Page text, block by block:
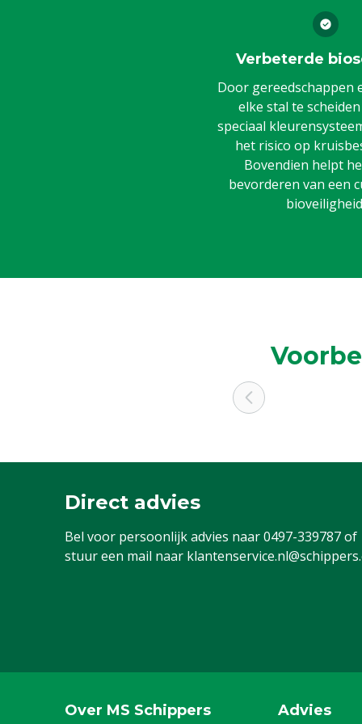
Verbeterde
Door gereedschappen
elke stal te
speciaal
het risico op
Bovendien helpt
bevorderen van een
Direct advies
Bel voor persoonlijk advies naar0497-339787of
stuur een mail naar
Over MS Schippers Advies